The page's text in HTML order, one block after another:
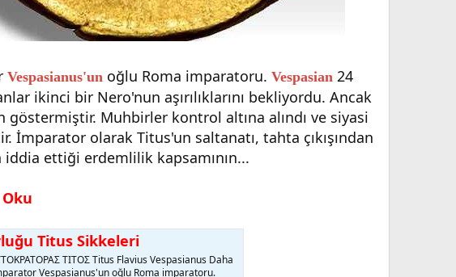
Vespasianus'un oğlu Roma imparatoru. Vespasian 24
ikinci bir Nero'nun aşırılıklarını bekliyordu. Ancak
Muhbirler kontrol altına alındı ve siyasi
İmparator olarak Titus'un saltanatı, tahta çıkışından
ettiği erdemlilik kapsamının...
Oku
Titus Sikkeleri
ΤΙΤΟΣ Titus Flavius Vespasianus Daha
Vespasianus'un oğlu Roma imparatoru.